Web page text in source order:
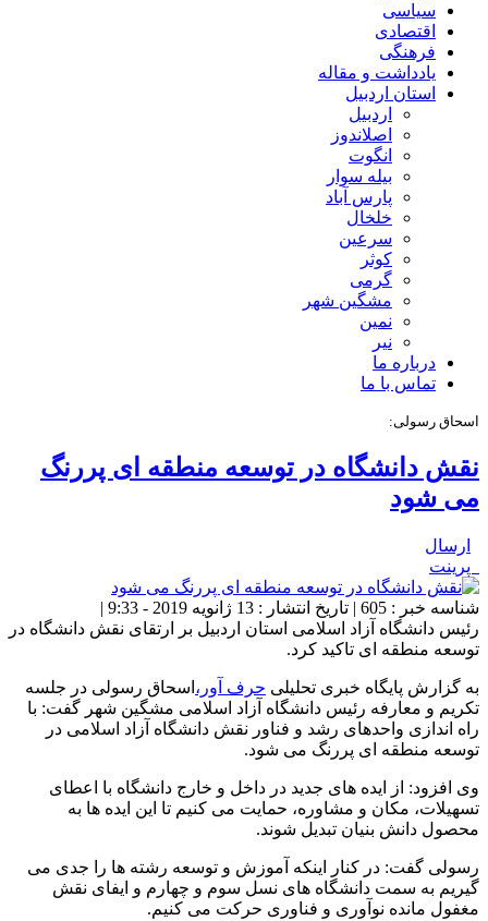
سیاسی
اقتصادی
فرهنگی
یادداشت و مقاله
استان اردبیل
اردبیل
اصلاندوز
انگوت
بیله سوار
پارس آباد
خلخال
سرعین
کوثر
گرمی
مشگین شهر
نمین
نیر
درباره ما
تماس با ما
اسحاق رسولی:
نقش دانشگاه در توسعه منطقه ای پررنگ
می شود
ارسال
پرینت
شناسه خبر : 605 | تاریخ انتشار : 13 ژانویه 2019 - 9:33 |
رئیس دانشگاه آزاد اسلامی استان اردبیل بر ارتقای نقش دانشگاه در
توسعه منطقه ای تاکید کرد.
به گزارش پایگاه خبری تحلیلی حرف آور، اسحاق رسولی در جلسه
تکریم و معارفه رئیس دانشگاه آزاد اسلامی مشگین شهر گفت: با
راه اندازی واحدهای رشد و فناور نقش دانشگاه آزاد اسلامی در
توسعه منطقه ای پررنگ می شود.
وی افزود: از ایده های جدید در داخل و خارج دانشگاه با اعطای
تسهیلات، مکان و مشاوره، حمایت می کنیم تا این ایده ها به
محصول دانش بنیان تبدیل شوند.
رسولی گفت: در کنار اینکه آموزش و توسعه رشته ها را جدی می
گیریم به سمت دانشگاه های نسل سوم و چهارم و ایفای نقش
مغفول مانده نوآوری و فناوری حرکت می کنیم.